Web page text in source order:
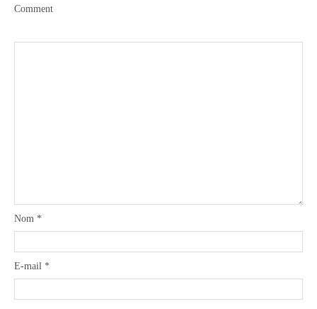
Comment
Nom *
E-mail *